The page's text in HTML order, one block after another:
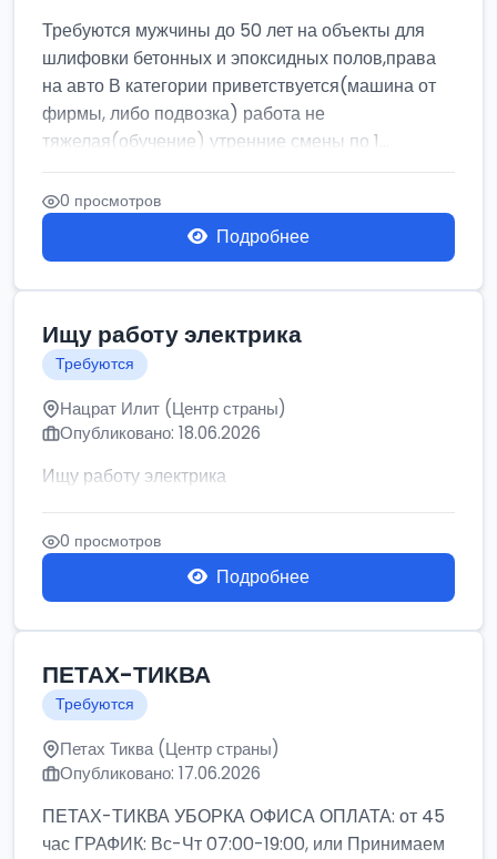
Требуются мужчины до 50 лет на объекты для
шлифовки бетонных и эпоксидных полов,права
на авто В категории приветствуется(машина от
фирмы, либо подвозка) работа не
тяжелая(обучение) утренние смены по 1...
0 просмотров
Подробнее
Ищу работу электрика
Требуются
Нацрат Илит (Центр страны)
Опубликовано: 18.06.2026
Ищу работу электрика
0 просмотров
Подробнее
ПЕТАХ-ТИКВА
Требуются
Петах Тиква (Центр страны)
Опубликовано: 17.06.2026
ПЕТАХ-ТИКВА УБОРКА ОФИСА ОПЛАТА: от 45
час ГРАФИК: Вс-Чт 07:00-19:00, или Принимаем